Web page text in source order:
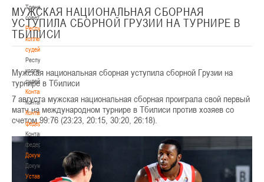
Тренерский
совет
Республиканская
коллегия
судей
Республиканская
коллегия
судей
Контакты
Контакты
Контакты
федерации
Контакты
федерации
Документы
Документы
Устав
МУЖСКАЯ НАЦИОНАЛЬНАЯ СБОРНАЯ
УСТУПИЛА СБОРНОЙ ГРУЗИИ НА ТУРНИРЕ В
ТБИЛИСИ
Мужская национальная сборная уступила сборной Грузии на
турнире в Тбилиси
7 августа мужская национальная сборная проиграла свой первый
матч на международном турнире в Тбилиси против хозяев со
счетом 99:76 (23:23, 20:15, 30:20, 26:18).